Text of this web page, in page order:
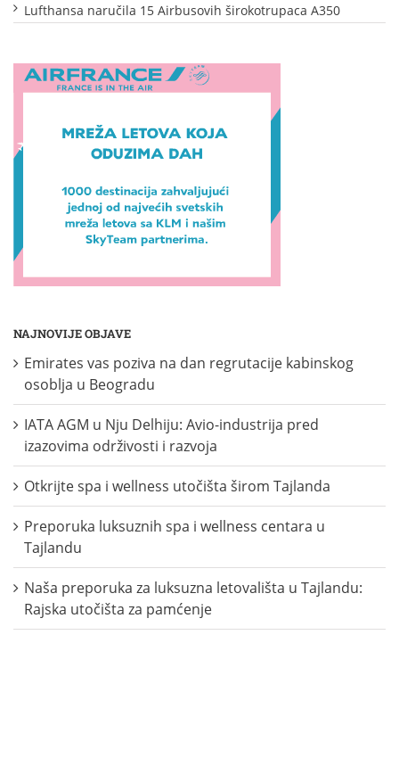
Lufthansa naručila 15 Airbusovih širokotrupaca A350
NAJNOVIJE OBJAVE
Emirates vas poziva na dan regrutacije kabinskog
osoblja u Beogradu
IATA AGM u Nju Delhiju: Avio-industrija pred
izazovima održivosti i razvoja
Otkrijte spa i wellness utočišta širom Tajlanda
Preporuka luksuznih spa i wellness centara u
Tajlandu
Naša preporuka za luksuzna letovališta u Tajlandu:
Rajska utočišta za pamćenje